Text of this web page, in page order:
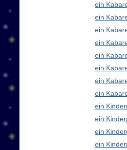
ein
ein
ein
ein
ein
ein
ein
ein
ein
ein
ein
ein